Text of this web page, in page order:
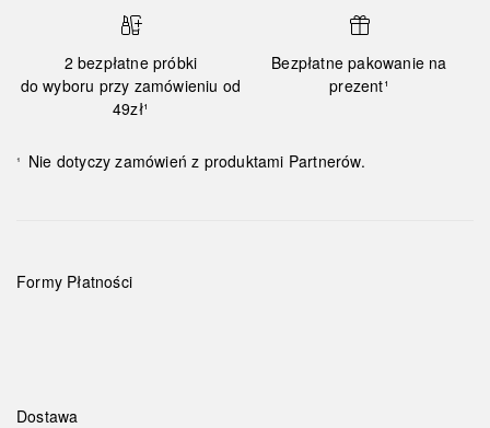
2 bezpłatne próbki
do wyboru przy zamówieniu od
49zł¹
Bezpłatne pakowanie na
prezent¹
¹ Nie dotyczy zamówień z produktami Partnerów.
Formy Płatności
Dostawa